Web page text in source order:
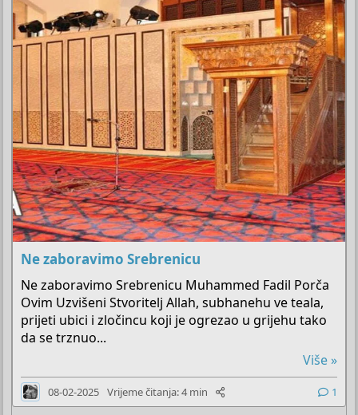
Ne zaboravimo Srebrenicu
Ne zaboravimo Srebrenicu Muhammed Fadil Porča
Ovim Uzvišeni Stvoritelj Allah, subhanehu ve teala,
prijeti ubici i zločincu koji je ogrezao u grijehu tako
da se trznuo...
Više »
08-02-2025 Vrijeme čitanja: 4 min 1